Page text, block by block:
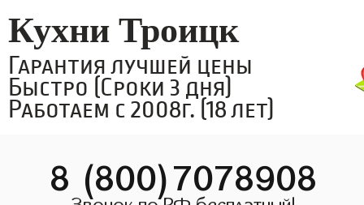
Кухни Троицк
Гарантия лучшей цены
Быстро (Сроки 3 дня)
Работаем с 2008г. (18 лет)
8 (800)7078908